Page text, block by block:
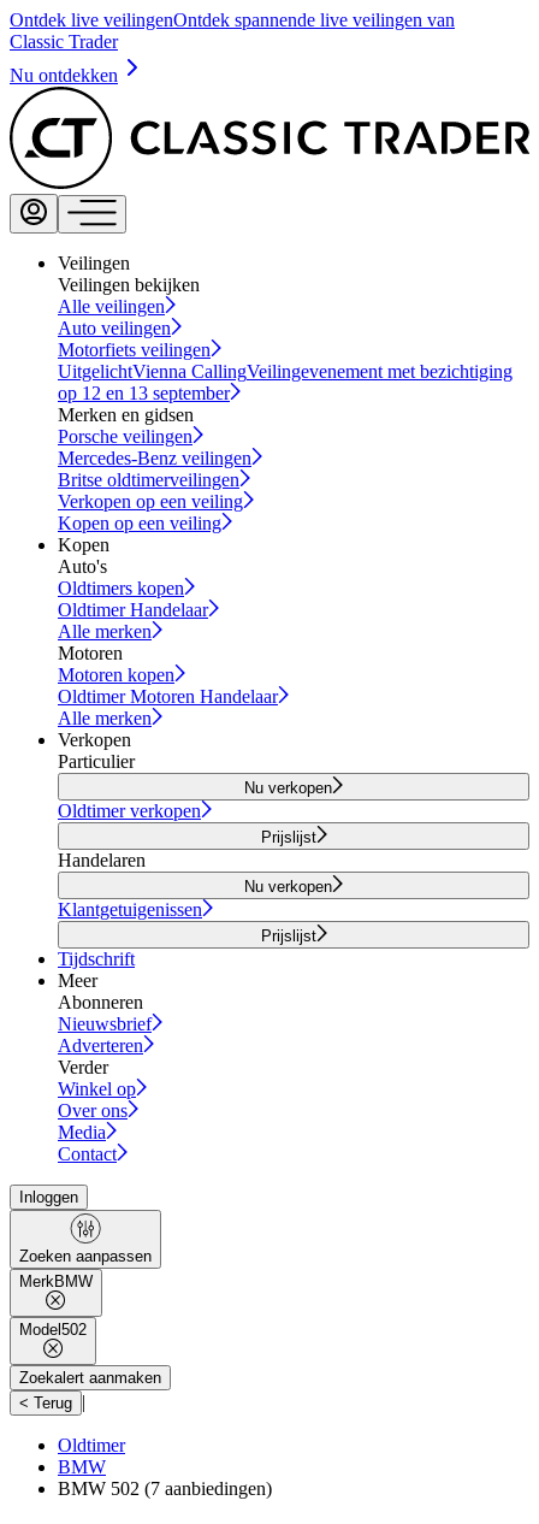
Ontdek live veilingenOntdek spannende live veilingen van
Classic Trader
Nu ontdekken
Veilingen
Veilingen bekijken
Alle veilingen
Auto veilingen
Motorfiets veilingen
UitgelichtVienna CallingVeilingevenement met bezichtiging
op 12 en 13 september
Merken en gidsen
Porsche veilingen
Mercedes-Benz veilingen
Britse oldtimerveilingen
Verkopen op een veiling
Kopen op een veiling
Kopen
Auto's
Oldtimers kopen
Oldtimer Handelaar
Alle merken
Motoren
Motoren kopen
Oldtimer Motoren Handelaar
Alle merken
Verkopen
Particulier
Nu verkopen
Oldtimer verkopen
Prijslijst
Handelaren
Nu verkopen
Klantgetuigenissen
Prijslijst
Tijdschrift
Meer
Abonneren
Nieuwsbrief
Adverteren
Verder
Winkel op
Over ons
Media
Contact
Inloggen
Zoeken aanpassen
MerkBMW
Model 502
Zoekalert aanmaken
< Terug |
Oldtimer
BMW
BMW 502 (7 aanbiedingen)